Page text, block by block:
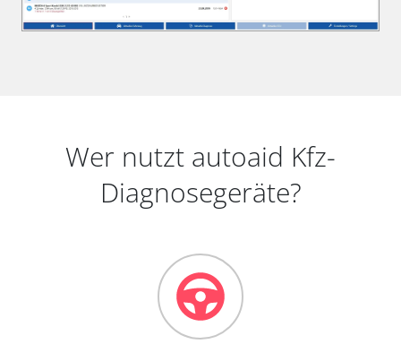
Wer nutzt autoaid Kfz-
Diagnosegeräte?